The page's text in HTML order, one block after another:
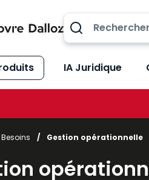
IA Juridique
Besoins / Gestion opérationnelle